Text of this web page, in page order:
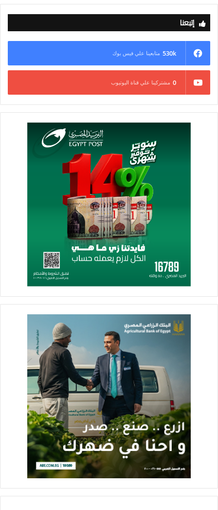
إتبعنا
530k متابعينا علي فيس بوك
0 مشتركينا علي قناة اليوتيوب